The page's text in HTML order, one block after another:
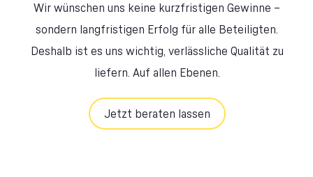
Wir wünschen uns keine kurzfristigen Gewinne –
sondern langfristigen Erfolg für alle Beteiligten.
Deshalb ist es uns wichtig, verlässliche Qualität zu
liefern. Auf allen Ebenen.
Jetzt beraten lassen